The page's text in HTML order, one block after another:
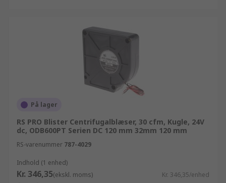
På lager
RS PRO Blister Centrifugalblæser, 30 cfm, Kugle, 24V
dc, ODB600PT Serien DC 120 mm 32mm 120 mm
RS-varenummer 787-4029
Indhold (1 enhed)
Kr. 346,35(ekskl. moms) Kr. 346,35/enhed